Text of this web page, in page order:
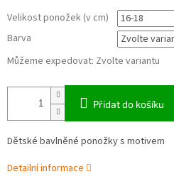
cena:
Velikost ponožek (v cm)
Barva
Můžeme expedovat: Zvolte variantu
Přidat do košíku
Dětské bavlněné ponožky s motivem
Detailní informace